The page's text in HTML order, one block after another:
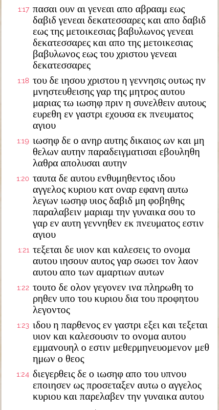
1:17 πασαι ουν αι γενεαι απο αβρααμ εως
δαβιδ γενεαι δεκατεσσαρες και απο δαβιδ
εως της μετοικεσιας βαβυλωνος γενεαι
δεκατεσσαρες και απο της μετοικεσιας
βαβυλωνος εως του χριστου γενεαι
δεκατεσσαρες
1:18 του δε ιησου χριστου η γεννησις ουτως ην
μνηστευθεισης γαρ της μητρος αυτου
μαριας τω ιωσηφ πριν η συνελθειν αυτους
ευρεθη εν γαστρι εχουσα εκ πνευματος
αγιου
1:19 ιωσηφ δε ο ανηρ αυτης δικαιος ων και μη
θελων αυτην παραδειγματισαι εβουληθη
λαθρα απολυσαι αυτην
1:20 ταυτα δε αυτου ενθυμηθεντος ιδου
αγγελος κυριου κατ οναρ εφανη αυτω
λεγων ιωσηφ υιος δαβιδ μη φοβηθης
παραλαβειν μαριαμ την γυναικα σου το
γαρ εν αυτη γεννηθεν εκ πνευματος εστιν
αγιου
1:21 τεξεται δε υιον και καλεσεις το ονομα
αυτου ιησουν αυτος γαρ σωσει τον λαον
αυτου απο των αμαρτιων αυτων
1:22 τουτο δε ολον γεγονεν ινα πληρωθη το
ρηθεν υπο του κυριου δια του προφητου
λεγοντος
1:23 ιδου η παρθενος εν γαστρι εξει και τεξεται
υιον και καλεσουσιν το ονομα αυτου
εμμανουηλ ο εστιν μεθερμηνευομενον μεθ
ημων ο θεος
1:24 διεγερθεις δε ο ιωσηφ απο του υπνου
εποιησεν ως προσεταξεν αυτω ο αγγελος
κυριου και παρελαβεν την γυναικα αυτου